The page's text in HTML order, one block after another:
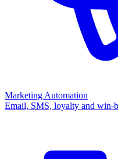
Marketing Automation
Email, SMS, loyalty and win-